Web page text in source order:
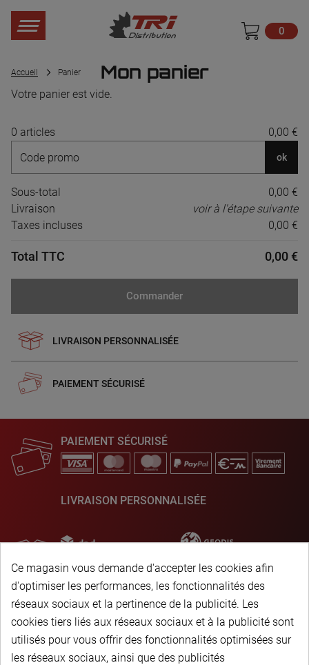
0
Accueil Panier Mon panier
Votre panier est vide.
0 articles 0,00 €
ok
Sous-total
0,00 €
Livraison
voir à l'étape suivante
Taxes incluses
0,00 €
Total TTC 0,00 €
Commander
LIVRAISON PERSONNALISÉE
PAIEMENT SÉCURISÉ
PAIEMENT SÉCURISÉ
LIVRAISON PERSONNALISÉE
Ce magasin vous demande d'accepter les cookies afin
d'optimiser les performances, les fonctionnalités des
réseaux sociaux et la pertinence de la publicité. Les
cookies tiers liés aux réseaux sociaux et à la publicité sont
utilisés pour vous offrir des fonctionnalités optimisées sur
les réseaux sociaux, ainsi que des publicités